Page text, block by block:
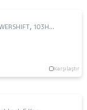
,103Hp ,
Karşılaştır